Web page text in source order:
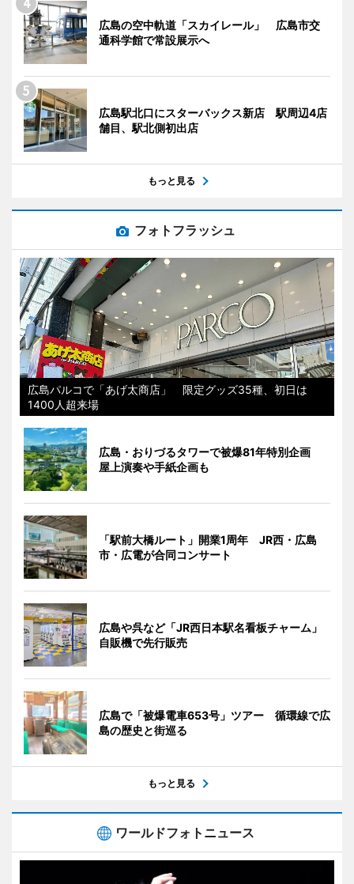
広島の空中軌道「スカイレール」 広島市交
通科学館で常設展示へ
広島駅北口にスターバックス新店 駅周辺4店
舗目、駅北側初出店
もっと見る
フォトフラッシュ
広島パルコで「あげ太商店」 限定グッズ35種、初日は
1400人超来場
広島・おりづるタワーで被爆81年特別企画
屋上演奏や手紙企画も
「駅前大橋ルート」開業1周年 JR西・広島
市・広電が合同コンサート
広島や呉など「JR西日本駅名看板チャーム」
自販機で先行販売
広島で「被爆電車653号」ツアー 循環線で広
島の歴史と街巡る
もっと見る
ワールドフォトニュース